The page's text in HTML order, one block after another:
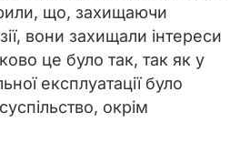
що, захищаючи
вони захищали інтереси
це було так, так як у
експлуатації було
окрім